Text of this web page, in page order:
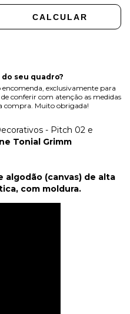
CALCULAR
seu quadro?
encomenda, exclusivamente para
conferir com atenção as medidas
compra. Muito obrigada!
- Pitch 02 e
Tonial Grimm
algodão (canvas) de alta
com moldura.